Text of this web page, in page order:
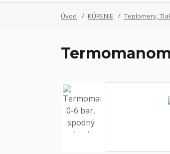
Úvod KÚRENIE Teplomery,